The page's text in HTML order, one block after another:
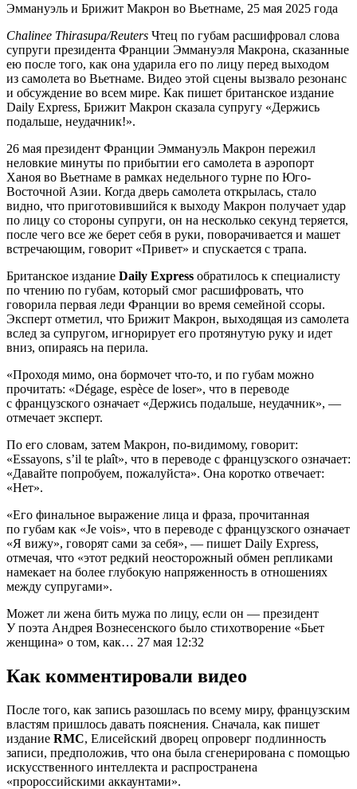
Эммануэль и Брижит Макрон во Вьетнаме, 25 мая 2025 года
Chalinee Thirasupa/Reuters Чтец по губам расшифровал слова
супруги президента Франции Эммануэля Макрона, сказанные
ею после того, как она ударила его по лицу перед выходом
из самолета во Вьетнаме. Видео этой сцены вызвало резонанс
и обсуждение во всем мире. Как пишет британское издание
Daily Express, Брижит Макрон сказала супругу «Держись
подальше, неудачник!».
26 мая президент Франции Эммануэль Макрон пережил
неловкие минуты по прибытии его самолета в аэропорт
Ханоя во Вьетнаме в рамках недельного турне по Юго-
Восточной Азии. Когда дверь самолета открылась, стало
видно, что приготовившийся к выходу Макрон получает удар
по лицу со стороны супруги, он на несколько секунд теряется,
после чего все же берет себя в руки, поворачивается и машет
встречающим, говорит «Привет» и спускается с трапа.
Британское издание Daily Express обратилось к специалисту
по чтению по губам, который смог расшифровать, что
говорила первая леди Франции во время семейной ссоры.
Эксперт отметил, что Брижит Макрон, выходящая из самолета
вслед за супругом, игнорирует его протянутую руку и идет
вниз, опираясь на перила.
«Проходя мимо, она бормочет что-то, и по губам можно
прочитать: «Dégage, espèce de loser», что в переводе
с французского означает «Держись подальше, неудачник», —
отмечает эксперт.
По его словам, затем Макрон, по-видимому, говорит:
«Essayons, s’il te plaît», что в переводе с французского означает:
«Давайте попробуем, пожалуйста». Она коротко отвечает:
«Нет».
«Его финальное выражение лица и фраза, прочитанная
по губам как «Je vois», что в переводе с французского означает
«Я вижу», говорят сами за себя», — пишет Daily Express,
отмечая, что «этот редкий неосторожный обмен репликами
намекает на более глубокую напряженность в отношениях
между супругами».
Может ли жена бить мужа по лицу, если он — президент
У поэта Андрея Вознесенского было стихотворение «Бьет
женщина» о том, как… 27 мая 12:32
Как комментировали видео
После того, как запись разошлась по всему миру, французским
властям пришлось давать пояснения. Сначала, как пишет
издание RMC, Елисейский дворец опроверг подлинность
записи, предположив, что она была сгенерирована с помощью
искусственного интеллекта и распространена
«пророссийскими аккаунтами».